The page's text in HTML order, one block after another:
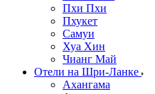
Пхи Пхи
Пхукет
Самуи
Хуа Хин
Чианг Май
Отели на Шри-Ланке
Ахангама